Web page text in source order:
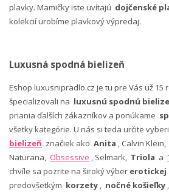
plavky. Mamičky iste uvítajú dojčenské
kolekcií urobíme plavkový výpredaj.
Luxusná spodná bielizeň
Eshop luxusnipradlo.cz je tu pre Vás už 15
špecializovali na luxusnú spodnú
priania ďalších zákazníkov a ponúkame
všetky kategórie. U nás si teda určite
bielizeň značiek ako Anita , Calvin Klein,
Naturana, Obsessive , Selmark, Triola a
chvíle sa pozrite na široký výber erotickej
predovšetkým korzety , nočné košieľky ,